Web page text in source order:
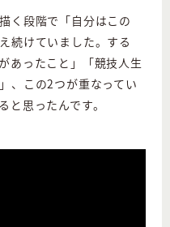
く段階で「自分はこの
続けていました。する
あったこと」「競技人生
、この2つが重なってい
と思ったんです。